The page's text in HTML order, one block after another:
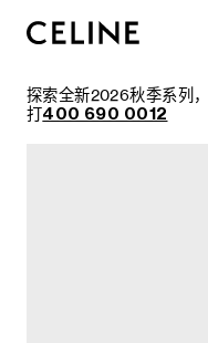
探索全新2026秋季系列
打400 690 0012